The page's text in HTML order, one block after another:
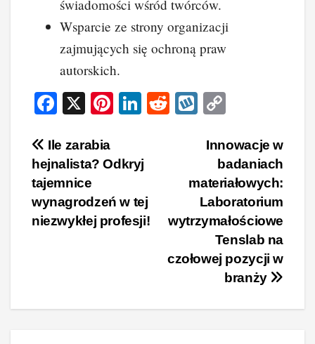
świadomości wśród twórców.
Wsparcie ze strony organizacji
zajmujących się ochroną praw
autorskich.
F
c
e
b
o
X
Pi
e
st
Li
e
dI
n
R
W
o
p
y
Li
n
k
Nawigacja
wpisu
Innowacje w
badaniach
materiałowych:
Laboratorium
wytrzymałościowe
Tenslab na
czołowej pozycji w
branży
Ile zarabia
hejnalista? Odkryj
tajemnice
wynagrodzeń w tej
niezwykłej profesji!